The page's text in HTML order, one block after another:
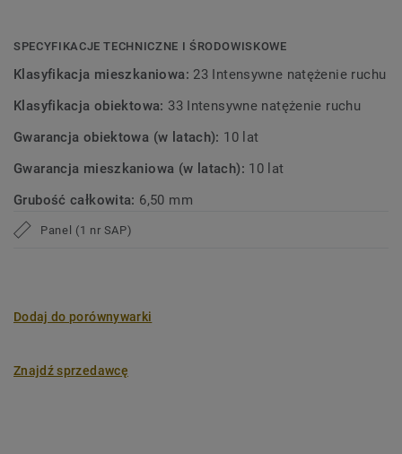
SPECYFIKACJE TECHNICZNE I ŚRODOWISKOWE
Klasyfikacja mieszkaniowa: 23 Intensywne natężenie ruchu
Klasyfikacja obiektowa: 33 Intensywne natężenie ruchu
Gwarancja obiektowa (w latach): 10 lat
Gwarancja mieszkaniowa (w latach): 10 lat
Grubość całkowita: 6,50 mm
Panel (1 nr SAP)
Dodaj do porównywarki
Znajdź sprzedawcę